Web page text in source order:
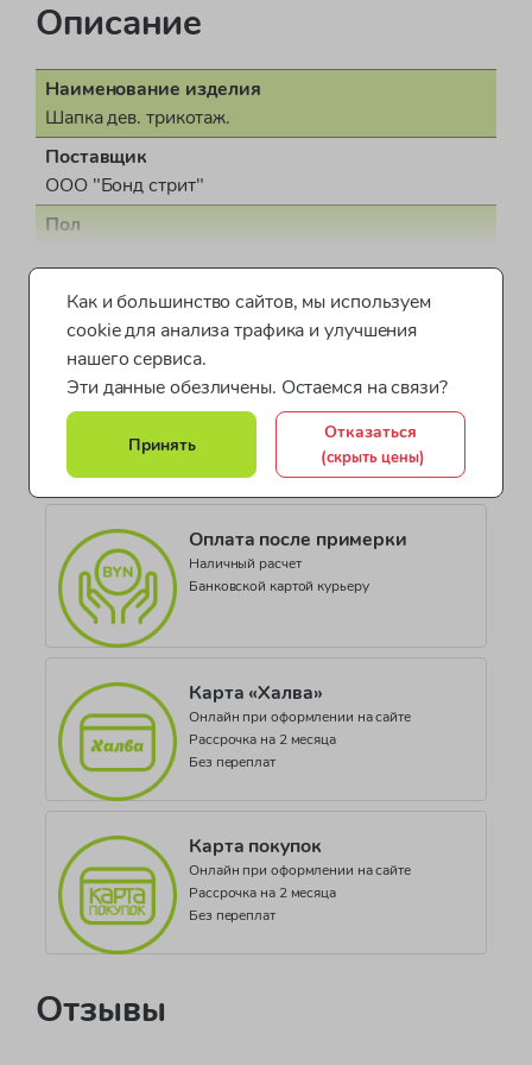
Описание
Наименование изделия
Шапка дев. трикотаж.
Поставщик
ООО "Бонд стрит"
Пол
Страна производства
Эстония
Документ о соответствии
ДТС N RU Д-ЕЕ.ГА02.В.05408
Коллекция
Одежда для девочек Huppa
Шапки для девочек Обувь и аксессуары (девочки)
Аксессуары для детей Все категории товара >
Оплата после примерки
Наличный расчет
Банковской картой курьеру
Карта «Халва»
Онлайн при оформлении на сайте
Рассрочка на 2 месяца
Без переплат
Карта покупок
Онлайн при оформлении на сайте
Рассрочка на 2 месяца
Без переплат
Отзывы
Как и большинство сайтов, мы используем
cookie для анализа трафика и улучшения
нашего сервиса.
Эти данные обезличены. Остаемся на связи?
Принять
Отказаться
(скрыть цены)